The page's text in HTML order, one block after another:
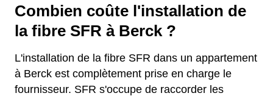
Combien coûte l'installation de
la fibre SFR à Berck ?
L'installation de la fibre SFR dans un appartement
à Berck est complètement prise en charge le
fournisseur. SFR s'occupe de raccorder les